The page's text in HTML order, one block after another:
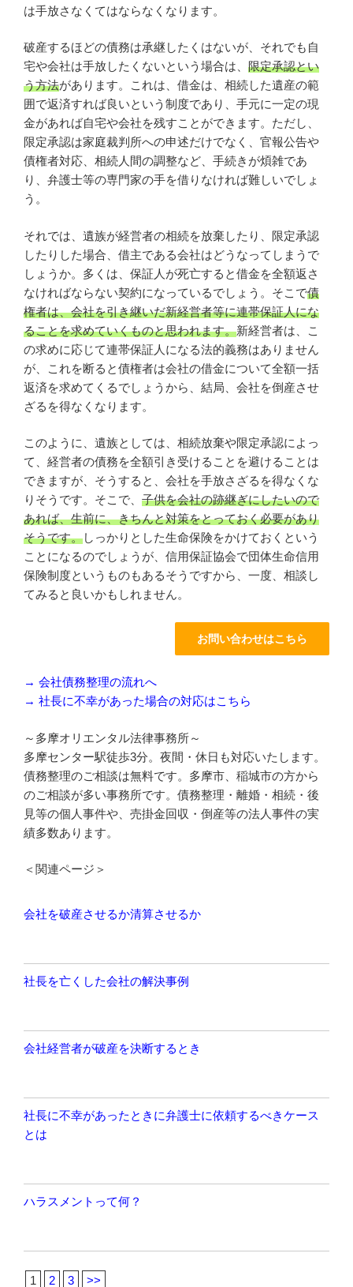
は手放さなくてはならなくなります。
破産するほどの債務は承継したくはないが、それでも自
宅や会社は手放したくないという場合は、 限定承認とい
う方法があります。これは、借金は、相続した遺産の範
囲で返済すれば良いという制度であり、手元に一定の現
金があれば自宅や会社を残すことができます。ただし、
限定承認は家庭裁判所への申述だけでなく、官報公告や
債権者対応、相続人間の調整など、手続きが煩雑であ
り、弁護士等の専門家の手を借りなければ難しいでしょ
う。
それでは、遺族が経営者の相続を放棄したり、限定承認
したりした場合、借主である会社はどうなってしまうで
しょうか。多くは、保証人が死亡すると借金を全額返さ
なければならない契約になっているでしょう。そこで債
権者は、会社を引き継いだ新経営者等に連帯保証人にな
ることを求めていくものと思われます。新経営者は、こ
の求めに応じて連帯保証人になる法的義務はありません
が、これを断ると債権者は会社の借金について全額一括
返済を求めてくるでしょうから、結局、会社を倒産させ
ざるを得なくなります。
このように、遺族としては、相続放棄や限定承認によっ
て、経営者の債務を全額引き受けることを避けることは
できますが、そうすると、会社を手放さざるを得なくな
りそうです。そこで、 子供を会社の跡継ぎにしたいので
あれば、生前に、きちんと対策をとっておく必要があり
そうです。しっかりとした生命保険をかけておくという
ことになるのでしょうが、信用保証協会で団体生命信用
保険制度というものもあるそうですから、一度、相談し
てみると良いかもしれません。
→ 会社債務整理の流れへ
→ 社長に不幸があった場合の対応はこちら
～多摩オリエンタル法律事務所～
多摩センター駅徒歩3分。夜間・休日も対応いたします。
債務整理のご相談は無料です。多摩市、稲城市の方から
のご相談が多い事務所です。債務整理・離婚・相続・後
見等の個人事件や、売掛金回収・倒産等の法人事件の実
績多数あります。
＜関連ページ＞
会社を破産させるか清算させるか
社長を亡くした会社の解決事例
会社経営者が破産を決断するとき
社長に不幸があったときに弁護士に依頼するべきケース
とは
ハラスメントって何？
1 2 3 >>